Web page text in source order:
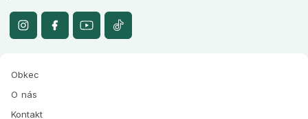
Obkec
O nás
Kontakt